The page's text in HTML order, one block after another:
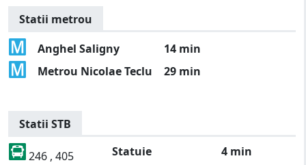
Statii metrou
Anghel Saligny
14 min
Metrou Nicolae Teclu
29 min
Statii STB
246 , 405 Statuie
4 min